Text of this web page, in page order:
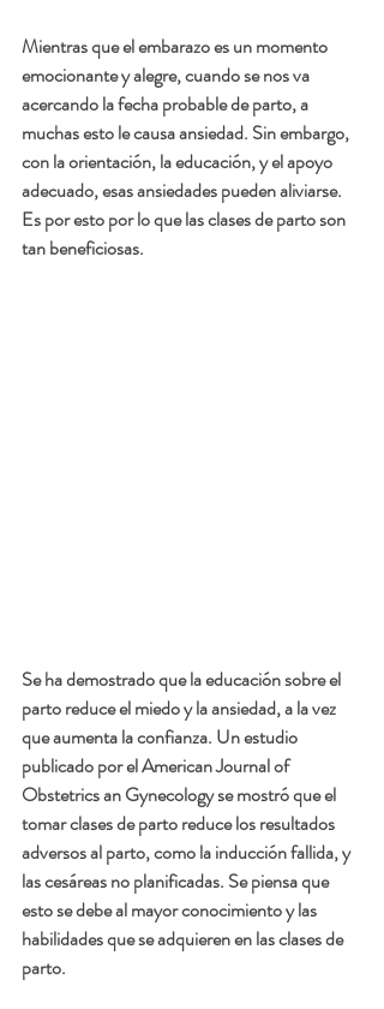
Mientras que el embarazo es un momento
emocionante y alegre, cuando se nos va
acercando la fecha probable de parto, a
muchas esto le causa ansiedad. Sin embargo,
con la orientación, la educación, y el apoyo
adecuado, esas ansiedades pueden aliviarse.
Es por esto por lo que las clases de parto son
tan beneficiosas.
Se ha demostrado que la educación sobre el
parto reduce el miedo y la ansiedad, a la vez
que aumenta la confianza. Un estudio
publicado por el American Journal of
Obstetrics an Gynecology se mostró que el
tomar clases de parto reduce los resultados
adversos al parto, como la inducción fallida, y
las cesáreas no planificadas. Se piensa que
esto se debe al mayor conocimiento y las
habilidades que se adquieren en las clases de
parto.